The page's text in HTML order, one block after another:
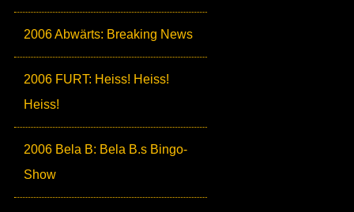
2006 Abwärts: Breaking News
2006 FURT: Heiss! Heiss!
Heiss!
2006 Bela B: Bela B.s Bingo-
Show